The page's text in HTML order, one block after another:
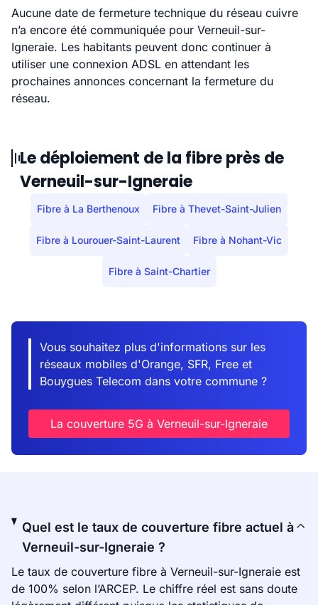
Aucune date de fermeture technique du réseau cuivre
n’a encore été communiquée pour Verneuil-sur-
Igneraie. Les habitants peuvent donc continuer à
utiliser une connexion ADSL en attendant les
prochaines annonces concernant la fermeture du
réseau.
Le déploiement de la fibre près de
Verneuil-sur-Igneraie
Fibre à La Berthenoux Fibre à Thevet-Saint-Julien
Fibre à Lourouer-Saint-Laurent Fibre à Nohant-Vic
Fibre à Saint-Chartier
Vous souhaitez plus d'informations sur les
réseaux mobiles d'Orange, SFR, Free et
Bouygues Telecom dans votre commune ?
La couverture 5G à Verneuil-sur-Igneraie
Quel est le taux de couverture fibre actuel à
Verneuil-sur-Igneraie ?
Le taux de couverture fibre à Verneuil-sur-Igneraie est
de 100% selon l’ARCEP. Le chiffre réel est sans doute